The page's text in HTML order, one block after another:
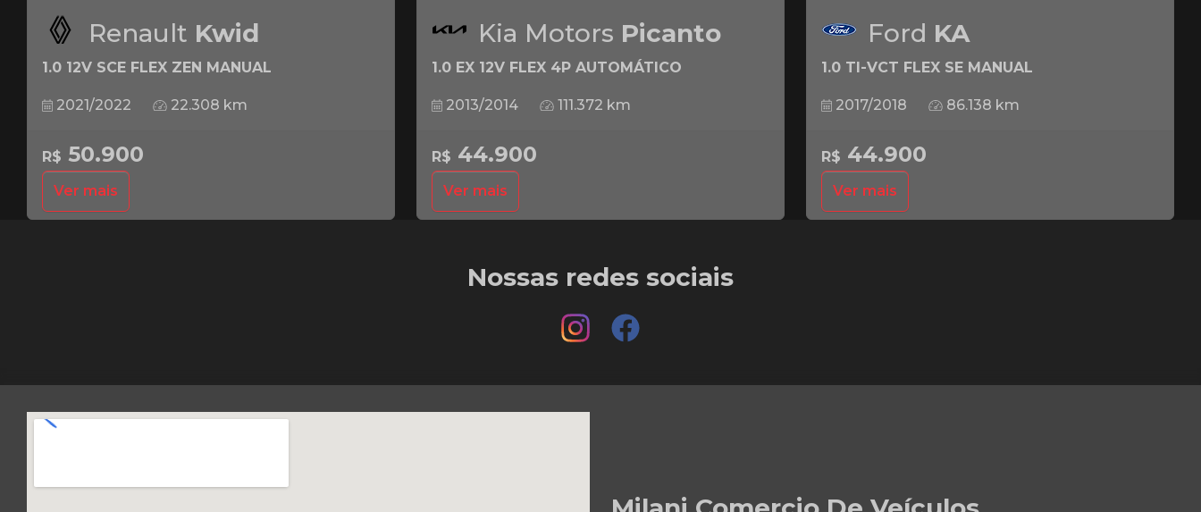
Renault Kwid
1.0 12V SCE FLEX ZEN MANUAL
2021/2022 22.308 km
R$ 50.900
Ver mais
Kia Motors Picanto
1.0 EX 12V FLEX 4P AUTOMÁTICO
2013/2014 111.372 km
R$ 44.900
Ver mais
Ford KA
1.0 TI-VCT FLEX SE MANUAL
2017/2018 86.138 km
R$ 44.900
Ver mais
Nossas redes sociais